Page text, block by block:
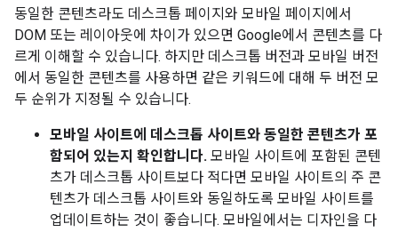
동일한 콘텐츠라도 데스크톱 페이지와 모바일 페이지에서
DOM 또는 레이아웃에 차이가 있으면 Google에서 콘텐츠를 다
르게 이해할 수 있습니다. 하지만 데스크톱 버전과 모바일 버전
에서 동일한 콘텐츠를 사용하면 같은 키워드에 대해 두 버전 모
두 순위가 지정될 수 있습니다.
모바일 사이트에 데스크톱 사이트와 동일한 콘텐츠가 포
함되어 있는지 확인합니다. 모바일 사이트에 포함된 콘텐
츠가 데스크톱 사이트보다 적다면 모바일 사이트의 주 콘
텐츠가 데스크톱 사이트와 동일하도록 모바일 사이트를
업데이트하는 것이 좋습니다. 모바일에서는 디자인을 다